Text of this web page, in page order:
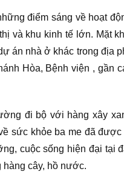
điểm sáng về hoạt
và khu kinh tế lớn. Mặt
án nhà ở khác trong địa
Hòa, Bệnh viện ,
đi bộ với hàng xây
sức khỏe ba me đã được
cuộc sống hiện đại tại
cây, hồ nước.